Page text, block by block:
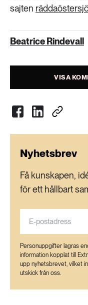
sajten
Beatrice Rindevall
VISA
Nyhetsbrev
Få kunskapen,
för ett hållbart
Personuppgifter lagras
information kopplat till
upp nyhetsbrevet, vilket
utskick från oss.